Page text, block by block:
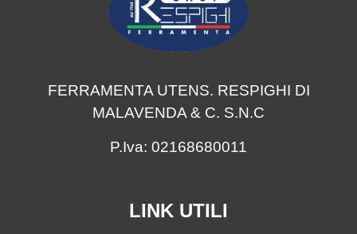
FERRAMENTA UTENS. RESPIGHI DI
MALAVENDA & C. S.N.C
P.Iva: 02168680011
LINK UTILI